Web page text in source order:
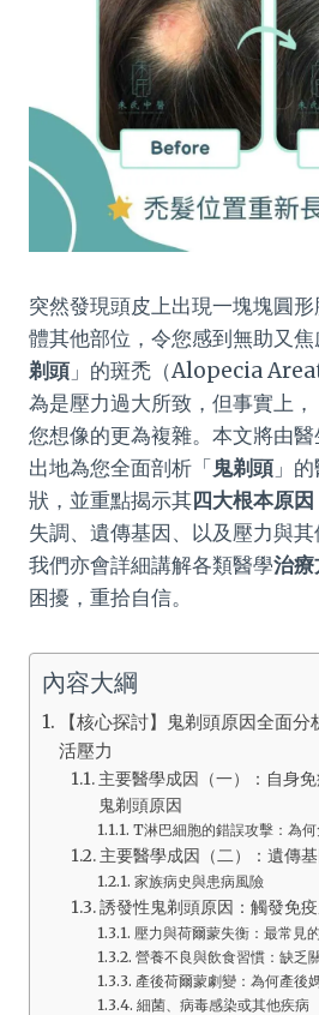
突然發現頭皮上出現一塊塊圓
體其他部位，令您感到無助又
剃頭 」的斑禿（Alopecia
為是壓力過大所致，但事實上，
您想像的更為複雜。本文將由
出地為您全面剖析「鬼剃頭 」
狀，並重點揭示其四大根本原因
失調、遺傳基因、以及壓力與其
我們亦會詳細講解各類醫學治
困擾，重拾自信。
內容大綱
【核心探討】鬼剃頭原因全面
活壓力
主要醫學成因（一）：自身
鬼剃頭原因
T淋巴細胞的錯誤攻擊：為
主要醫學成因（二）：遺傳
家族病史與患病風險
誘發性鬼剃頭原因：觸發免
壓力與荷爾蒙失衡：最常見
營養不良與飲食習慣：缺乏
產後荷爾蒙劇變：為何產後
細菌、病毒感染或其他疾病